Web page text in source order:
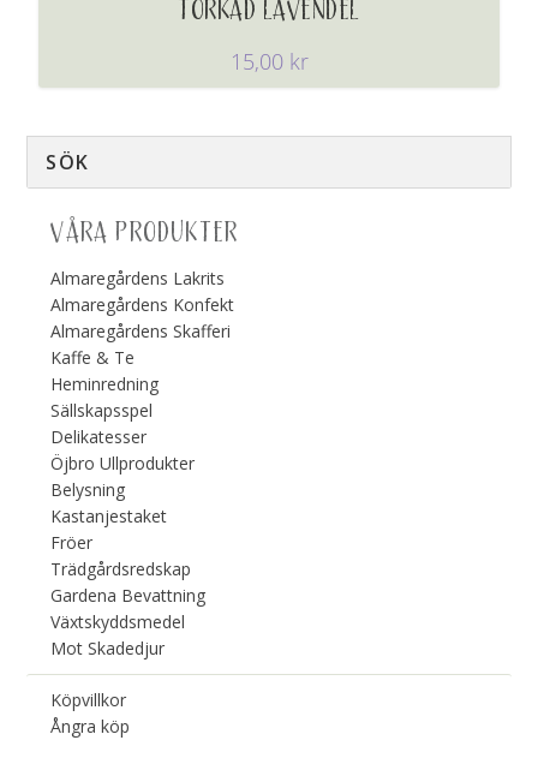
TORKAD LAVENDEL
15,00 kr
VÅRA PRODUKTER
Almaregårdens Lakrits
Almaregårdens Konfekt
Almaregårdens Skafferi
Kaffe & Te
Heminredning
Sällskapsspel
Delikatesser
Öjbro Ullprodukter
Belysning
Kastanjestaket
Fröer
Trädgårdsredskap
Gardena Bevattning
Växtskyddsmedel
Mot Skadedjur
Köpvillkor
Ångra köp